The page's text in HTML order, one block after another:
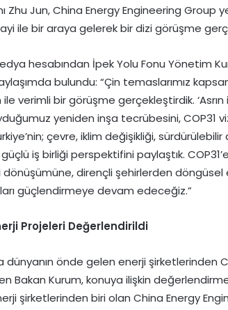
Zhu Jun, China Energy Engineering Group
ile bir araya gelerek bir dizi görüşme
hesabından İpek Yolu Fonu Yönetim
bulundu: “Çin temaslarımız
ile verimli bir görüşme gerçekleştirdik.
yeniden inşa tecrübesini, COP31
çevre, iklim değişikliği, sürdürülebilir
iş birliği perspektifini paylaştık.
dönüşümüne, dirençli şehirlerden
güçlendirmeye devam edeceğiz.”
Projeleri Değerlendirildi
dünyanın önde gelen enerji şirketlerinden
Bakan Kurum, konuya ilişkin
şirketlerinden biri olan China Energy